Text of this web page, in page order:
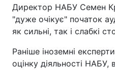
Директор НАБУ Семен
"дуже очікує" початок
як сильні, так і слабкі
Раніше іноземні
оцінку діяльності